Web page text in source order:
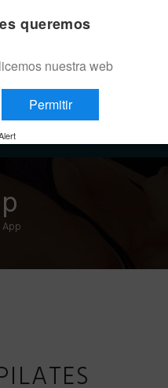
App
queremos
nuestra web
Permitir